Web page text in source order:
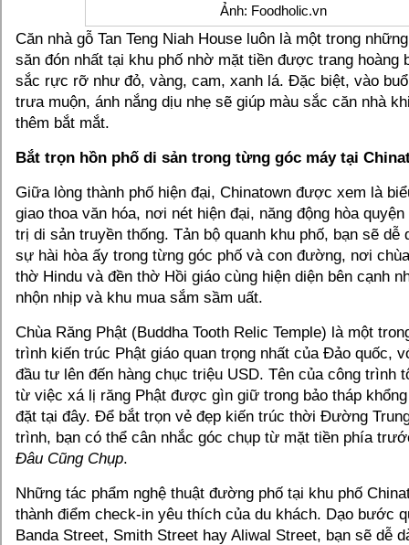
Ảnh: Foodholic.vn
Căn nhà gỗ Tan Teng Niah House luôn là một trong
săn đón nhất tại khu phố nhờ mặt tiền được trang hoàng
sắc rực rỡ như đỏ, vàng, cam, xanh lá. Đặc biệt, vào
trưa muộn, ánh nắng dịu nhẹ sẽ giúp màu sắc căn nhà
thêm bắt mắt.
Bắt trọn hồn phố di sản trong từng góc máy tại
Giữa lòng thành phố hiện đại, Chinatown được xem là
giao thoa văn hóa, nơi nét hiện đại, năng động hòa
trị di sản truyền thống. Tản bộ quanh khu phố, bạn sẽ dễ
sự hài hòa ấy trong từng góc phố và con đường, nơi
thờ Hindu và đền thờ Hồi giáo cùng hiện diện bên cạnh
nhộn nhịp và khu mua sắm sầm uất.
Chùa Răng Phật (Buddha Tooth Relic Temple) là một
trình kiến trúc Phật giáo quan trọng nhất của Đảo quốc,
đầu tư lên đến hàng chục triệu USD. Tên của công trình
từ việc xá lị răng Phật được gìn giữ trong bảo tháp
đặt tại đây. Để bắt trọn vẻ đẹp kiến trúc thời Đường
trình, bạn có thể cân nhắc góc chụp từ mặt tiền phía
Đâu Cũng Chụp.
Những tác phẩm nghệ thuật đường phố tại khu phố
thành điểm check-in yêu thích của du khách. Dạo bước
Banda Street, Smith Street hay Aliwal Street, bạn sẽ dễ